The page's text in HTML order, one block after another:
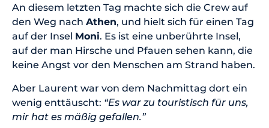
An diesem letzten Tag machte sich die Crew auf
den Weg nach Athen, und hielt sich für einen Tag
auf der Insel Moni. Es ist eine unberührte Insel,
auf der man Hirsche und Pfauen sehen kann, die
keine Angst vor den Menschen am Strand haben.
Aber Laurent war von dem Nachmittag dort ein
wenig enttäuscht: “Es war zu touristisch für uns,
mir hat es mäßig gefallen.”